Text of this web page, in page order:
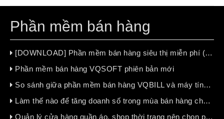
Phần mềm bán hàng
[DOWNLOAD] Phần mềm bán hàng siêu thị miễn phí (free 100%)
Phần mềm bán hàng VQSOFT phiên bản mới
So sánh giữa phần mềm bán hàng VQBILL và máy tính tiền chuyên dụng
Làm thế nào để tăng doanh số trong mùa bán hàng chậm ?
Quản lý cửa hàng quần áo, shop thời trang nên chọn phần mềm bán hàng nào?